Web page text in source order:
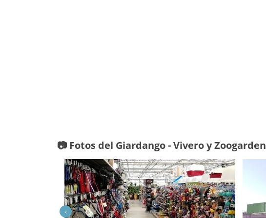
📷 Fotos del Giardango - Vivero y Zoogarden
‹